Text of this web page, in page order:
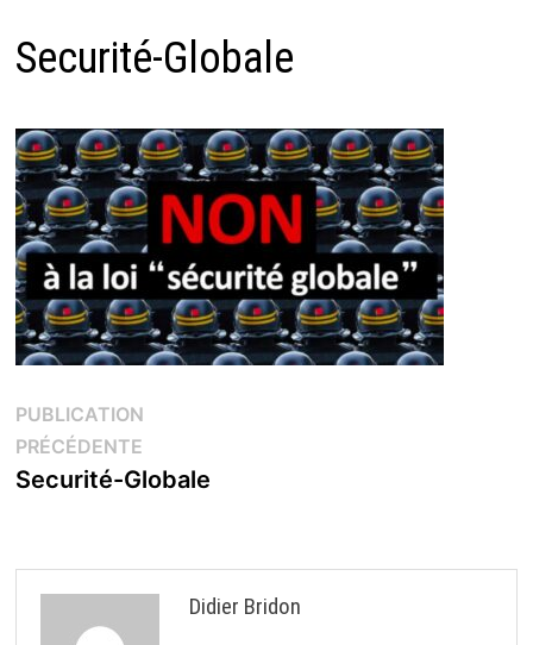
Securité-Globale
Navigation
de
PUBLICATION
PRÉCÉDENTEPublication
précédente :
Securité-Globale
Didier Bridon